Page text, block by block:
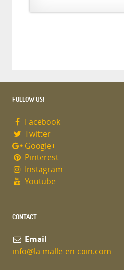
FOLLOW US!
Facebook
Twitter
Google+
Pinterest
Instagram
Youtube
CONTACT
Email
info@la-malle-en-coin.com